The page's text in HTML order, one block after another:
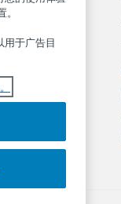
用于广告目